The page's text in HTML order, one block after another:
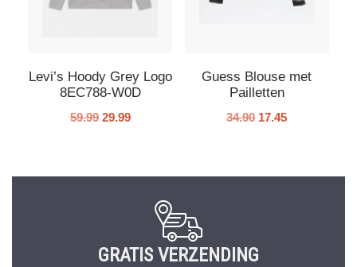
Levi’s Hoody Grey Logo
8EC788-W0D
59.99 29.99
Guess Blouse met
Pailletten
34.90 17.45
GRATIS VERZENDING